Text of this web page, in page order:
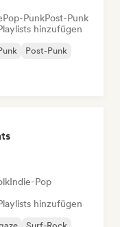
Pop-PunkPost-Punk
hinzufügen
Post-Punk
Indie-Pop
hinzufügen